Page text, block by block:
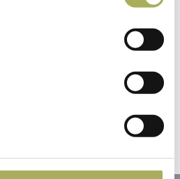
Mehrwertsteuer, zzgl.